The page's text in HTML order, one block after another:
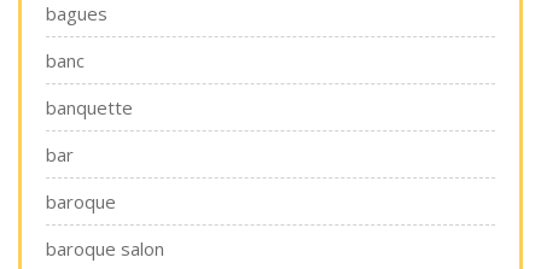
bagues
banc
banquette
bar
baroque
baroque salon